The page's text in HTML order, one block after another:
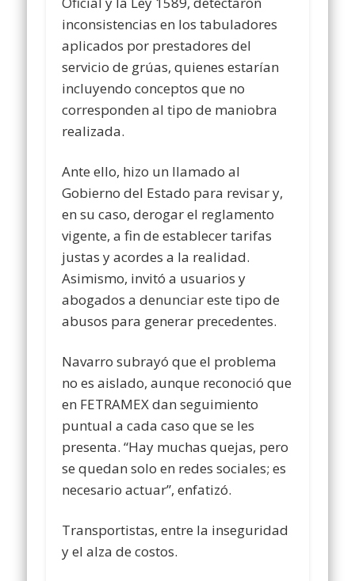
inconsistencias en los tabuladores
aplicados por prestadores del
servicio de grúas, quienes estarían
incluyendo conceptos que no
corresponden al tipo de maniobra
realizada.
Ante ello, hizo un llamado al
Gobierno del Estado para revisar y,
en su caso, derogar el reglamento
vigente, a fin de establecer tarifas
justas y acordes a la realidad.
Asimismo, invitó a usuarios y
abogados a denunciar este tipo de
abusos para generar precedentes.
Navarro subrayó que el problema
no es aislado, aunque reconoció que
en FETRAMEX dan seguimiento
puntual a cada caso que se les
presenta. “Hay muchas quejas, pero
se quedan solo en redes sociales; es
necesario actuar”, enfatizó.
Transportistas, entre la inseguridad
y el alza de costos.